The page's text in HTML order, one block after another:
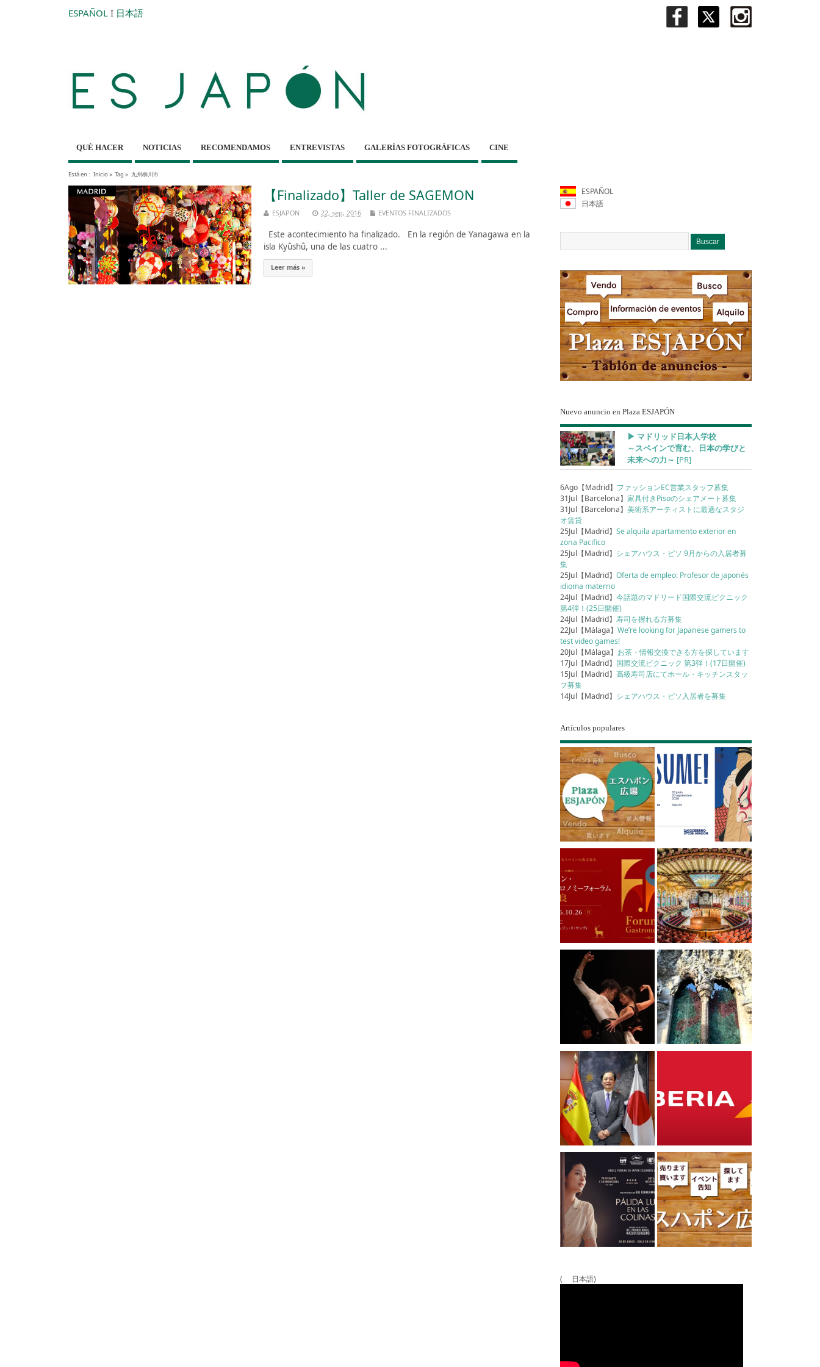
ESPAÑOL I 日本語
QUÉ HACER NOTICIAS RECOMENDAMOS ENTREVISTAS GALERÍAS FOTOGRÁFICAS CINE
Está en : Inicio» Tag » 九州柳川市
【Finalizado】Taller de SAGEMON
ESJAPON 22, sep, 2016 EVENTOS FINALIZADOS
Este acontecimiento ha finalizado. En la región de Yanagawa en la
isla Kyûshû, una de las cuatro ...
Leer más »
ESPAÑOL
日本語
Nuevo anuncio en Plaza ESJAPÓN
▶︎ マドリッド日本人学校
～スペインで育む、日本の学びと
未来への力～ [PR]
6Ago【Madrid】 ファッションEC営業スタッフ募集
31Jul【Barcelona】家具付きPisoのシェアメート募集
31Jul【Barcelona】美術系アーティストに最適なスタジ
オ賃貸
25Jul【Madrid】Se alquila apartamento exterior en
zona Pacifico
25Jul【Madrid】 シェアハウス・ピソ 9月からの入居者募
集
25Jul【Madrid】Oferta de empleo: Profesor de japonés
idioma materno
24Jul【Madrid】今話題のマドリード国際交流ピクニック
第4弾！(25日開催)
24Jul【Madrid】寿司を握れる方募集
22Jul【Málaga】We’re looking for Japanese gamers to
test video games!
20Jul【Málaga】 お茶・情報交換できる方を探しています
17Jul【Madrid】 国際交流ピクニック 第3弾！(17日開催)
15Jul【Madrid】高級寿司店にてホール・キッチンスタッ
フ募集
14Jul【Madrid】 シェアハウス・ピソ入居者を募集
Artículos populares
( 日本語)